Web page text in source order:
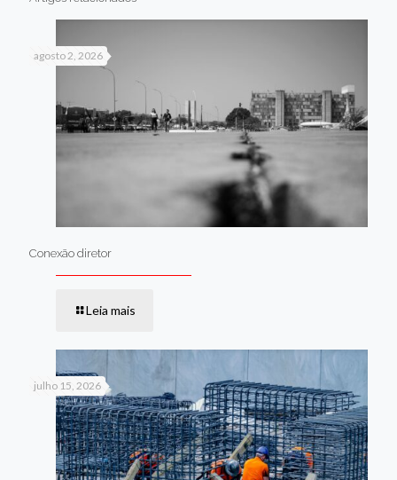
agosto 2, 2026
Conexão diretor
Leia mais
julho 15, 2026